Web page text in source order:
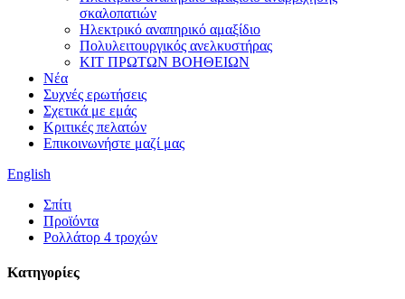
σκαλοπατιών
Ηλεκτρικό αναπηρικό αμαξίδιο
Πολυλειτουργικός ανελκυστήρας
ΚΙΤ ΠΡΩΤΩΝ ΒΟΗΘΕΙΩΝ
Νέα
Συχνές ερωτήσεις
Σχετικά με εμάς
Κριτικές πελατών
Επικοινωνήστε μαζί μας
English
Σπίτι
Προϊόντα
Ρολλάτορ 4 τροχών
Κατηγορίες